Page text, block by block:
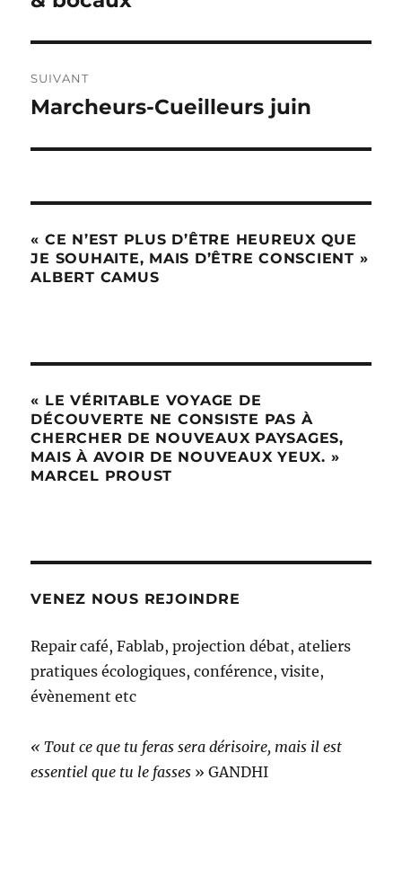
SUIVANT
Publication
Marcheurs-Cueilleurs juin
« CE N’EST PLUS D’ÊTRE HEUREUX QUE
JE SOUHAITE, MAIS D’ÊTRE CONSCIENT »
ALBERT CAMUS
« LE VÉRITABLE VOYAGE DE
DÉCOUVERTE NE CONSISTE PAS À
CHERCHER DE NOUVEAUX PAYSAGES,
MAIS À AVOIR DE NOUVEAUX YEUX. »
MARCEL PROUST
VENEZ NOUS REJOINDRE
Repair café, Fablab, projection débat, ateliers
pratiques écologiques, conférence, visite,
évènement etc
« Tout ce que tu feras sera dérisoire, mais il est
essentiel que tu le fasses » GANDHI